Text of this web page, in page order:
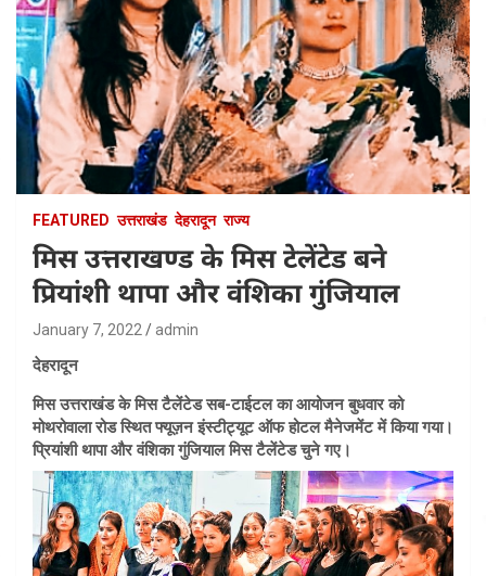
FEATURED उत्तराखंड देहरादून राज्य
मिस उत्तराखण्ड के मिस टेलेंटेड बने
प्रियांशी थापा और वंशिका गुंजियाल
January 7, 2022 admin
देहरादून
मिस उत्तराखंड के मिस टैलेंटेड सब-टाईटल का आयोजन बुधवार को
मोथरोवाला रोड स्थित फ्यूज़न इंस्टीट्यूट ऑफ होटल मैनेजमेंट में किया गया।
प्रियांशी थापा और वंशिका गुंजियाल मिस टैलेंटेड चुने गए।